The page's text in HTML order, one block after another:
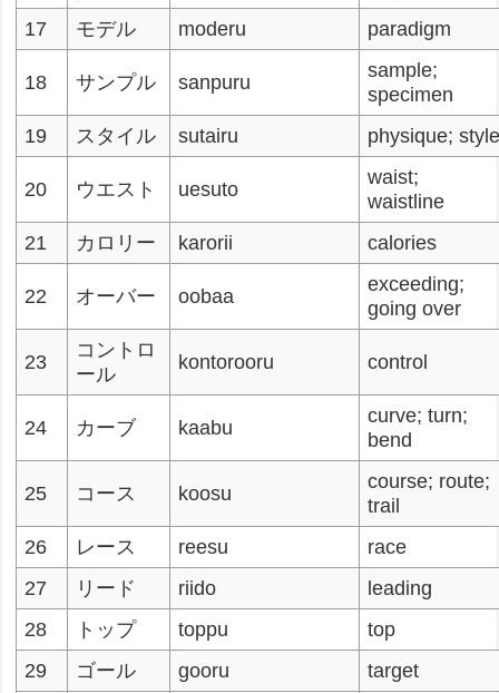
17
モデル moderu paradigm
18 サンプル sanpuru
sample;
specimen
19
スタイル sutairu physique;
20 ウエスト uesuto
waist;
waistline
21
カロリー karorii calories
22 オーバー oobaa
exceeding;
going over
23
コントロ
ール
kontorooru control
24 カーブ kaabu
curve; turn;
bend
25 コース koosu
course; route;
trail
26
レース reesu
race
27
リード riido
leading
28
トップ toppu
top
29
ゴール gooru target